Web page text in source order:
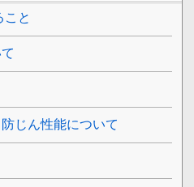
こと
じん性能について